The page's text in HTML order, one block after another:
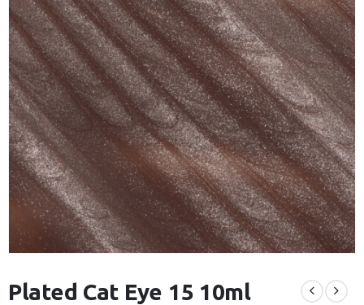
Plated Cat Eye 15 10ml